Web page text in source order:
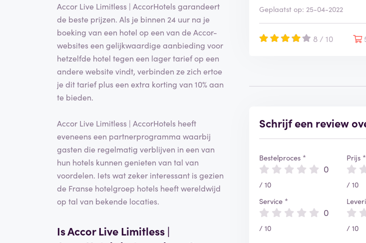
Accor Live Limitless | AccorHotels garandeert
de beste prijzen. Als je binnen 24 uur na je
boeking van een hotel op een van de Accor-
websites een gelijkwaardige aanbieding voor
hetzelfde hotel tegen een lager tarief op een
andere website vindt, verbinden ze zich ertoe
je dit tarief plus een extra korting van 10% aan
te bieden.
Accor Live Limitless | AccorHotels heeft
eveneens een partnerprogramma waarbij
gasten die regelmatig verblijven in een van
hun hotels kunnen genieten van tal van
voordelen. Iets wat zeker interessant is gezien
de Franse hotelgroep hotels heeft wereldwijd
op tal van bekende locaties.
Is Accor Live Limitless |
Geplaatst op: 25-04-2022
8 / 10
Schrijf een review
Bestelproces *
0
/ 10
Service *
0
/ 10
Prijs *
/ 10
/ 10